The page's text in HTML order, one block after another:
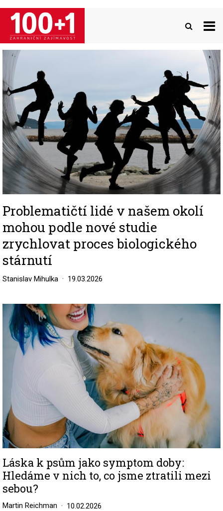
Přejít
hlavnímu
obsahu
Image
Problematičtí lidé v našem okolí
mohou podle nové studie
zrychlovat proces biologického
stárnutí
Stanislav Mihulka 19.03.2026
Image
Láska k psům jako symptom doby:
Hledáme v nich to, co jsme ztratili mezi
sebou?
Martin Reichman 10.02.2026